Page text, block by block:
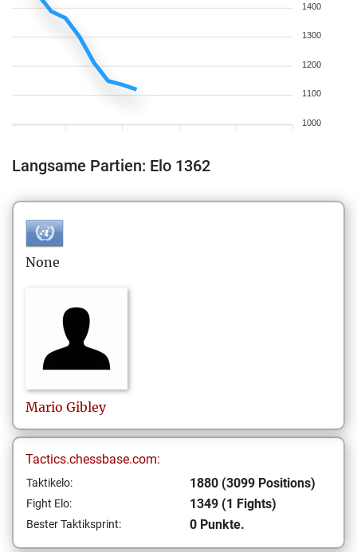
1400
1300
1200
1100
1000
Langsame Partien: Elo 1362
None
Mario Gibley
Tactics.chessbase.com:
Taktikelo: 1880 (3099 Positions)
Fight Elo: 1349 (1 Fights)
Bester Taktiksprint: 0 Punkte.